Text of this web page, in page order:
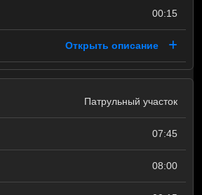
00:15
Открыть описание
Патрульный участок
07:45
08:00